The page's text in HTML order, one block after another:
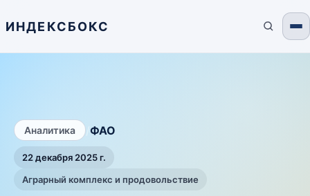
ИНДЕКСБОКС
Аналитика ФАО
22 декабря 2025 г.
Аграрный комплекс и продовольствие